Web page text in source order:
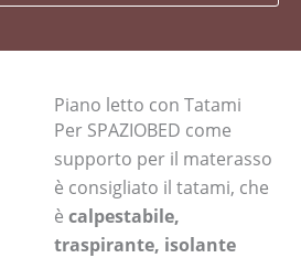
Piano letto con Tatami
Per SPAZIOBED come
supporto per il materasso
è consigliato il tatami, che
è calpestabile,
traspirante, isolante